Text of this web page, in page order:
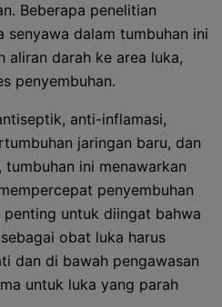
Beberapa penelitian
senyawa dalam tumbuhan ini
aliran darah ke area luka,
penyembuhan.
anti-inflamasi,
jaringan baru, dan
ini menawarkan
penyembuhan
penting untuk diingat bahwa
obat luka harus
dan di bawah pengawasan
untuk luka yang parah